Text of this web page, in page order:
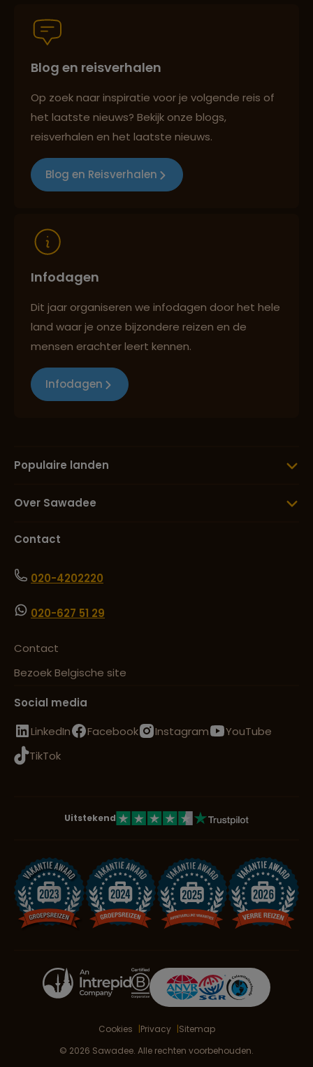
Persoonlijk en deskundig reisadvies
Best beoordeelde reisroutes
Blog en reisverhalen
Op zoek naar inspiratie voor je volgende reis of
het laatste nieuws? Bekijk onze blogs,
reisverhalen en het laatste nieuws.
Blog en Reisverhalen
Infodagen
Dit jaar organiseren we infodagen door het hele
land waar je onze bijzondere reizen en de
mensen erachter leert kennen.
Infodagen
Populaire landen
Over Sawadee
Contact
020-4202220
020-627 51 29
Contact
Bezoek Belgische site
Social media
LinkedIn
Facebook Instagram
YouTube
TikTok
Uitstekend
Cookies Privacy
Sitemap
© 2026 Sawadee. Alle rechten voorbehouden.